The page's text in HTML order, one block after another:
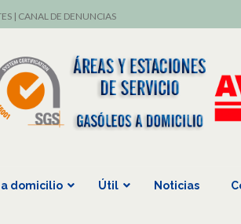
| CANAL DE DENUNCIAS
a domicilio Útil Noticias